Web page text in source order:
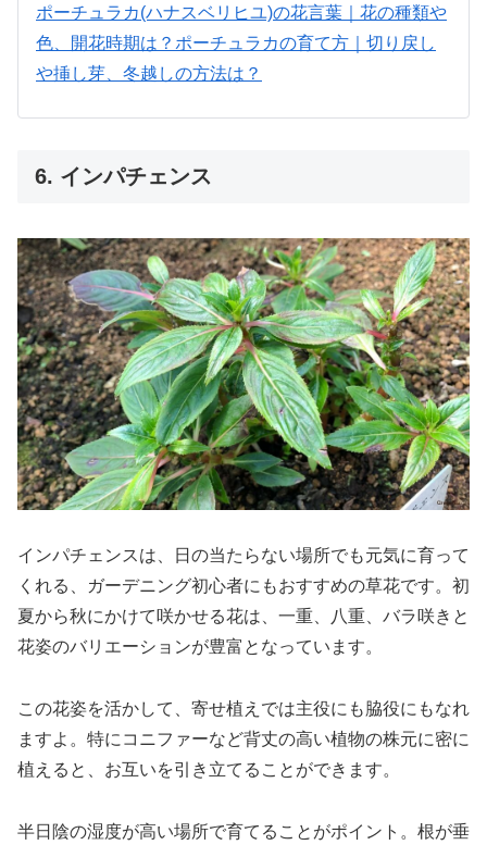
ポーチュラカ(ハナスベリヒユ)の花言葉｜花の種類や
色、開花時期は？ ポーチュラカの育て方｜切り戻し
や挿し芽、冬越しの方法は？
6. インパチェンス
インパチェンスは、日の当たらない場所でも元気に育って
くれる、ガーデニング初心者にもおすすめの草花です。初
夏から秋にかけて咲かせる花は、一重、八重、バラ咲きと
花姿のバリエーションが豊富となっています。
この花姿を活かして、寄せ植えでは主役にも脇役にもなれ
ますよ。特にコニファーなど背丈の高い植物の株元に密に
植えると、お互いを引き立てることができます。
半日陰の湿度が高い場所で育てることがポイント。根が垂